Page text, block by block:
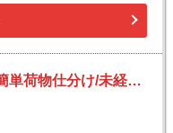
【深夜】22時～翌7時/週1日～/簡単荷物仕分け/未経験OK/日払い可(規定有)/副業歓迎